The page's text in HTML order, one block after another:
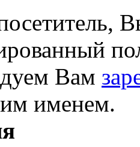
Вам
именем.